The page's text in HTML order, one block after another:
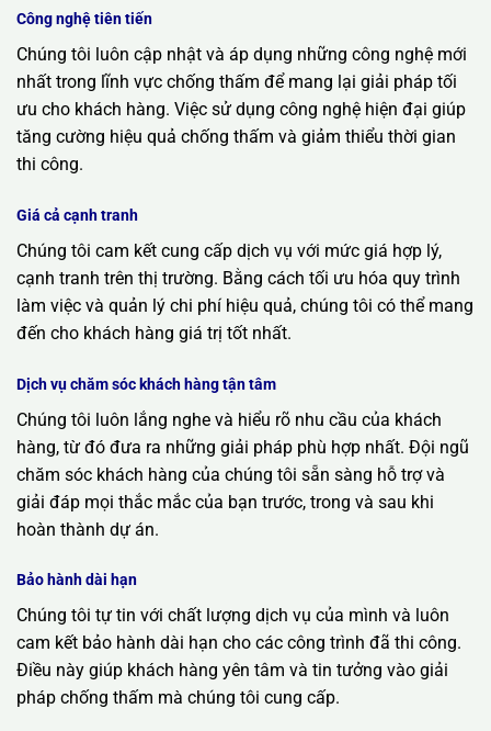
Công nghệ tiên tiến
Chúng tôi luôn cập nhật và áp dụng những công nghệ mới
nhất trong lĩnh vực chống thấm để mang lại giải pháp tối
ưu cho khách hàng. Việc sử dụng công nghệ hiện đại giúp
tăng cường hiệu quả chống thấm và giảm thiểu thời gian
thi công.
Giá cả cạnh tranh
Chúng tôi cam kết cung cấp dịch vụ với mức giá hợp lý,
cạnh tranh trên thị trường. Bằng cách tối ưu hóa quy trình
làm việc và quản lý chi phí hiệu quả, chúng tôi có thể mang
đến cho khách hàng giá trị tốt nhất.
Dịch vụ chăm sóc khách hàng tận tâm
Chúng tôi luôn lắng nghe và hiểu rõ nhu cầu của khách
hàng, từ đó đưa ra những giải pháp phù hợp nhất. Đội ngũ
chăm sóc khách hàng của chúng tôi sẵn sàng hỗ trợ và
giải đáp mọi thắc mắc của bạn trước, trong và sau khi
hoàn thành dự án.
Bảo hành dài hạn
Chúng tôi tự tin với chất lượng dịch vụ của mình và luôn
cam kết bảo hành dài hạn cho các công trình đã thi công.
Điều này giúp khách hàng yên tâm và tin tưởng vào giải
pháp chống thấm mà chúng tôi cung cấp.